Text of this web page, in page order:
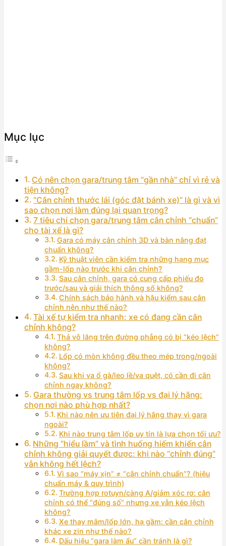
Mục lục
Có nên chọn gara/trung tâm “gần nhà” chỉ vì rẻ và
tiện không?
“Cân chỉnh thước lái (góc đặt bánh xe)” là gì và vì
sao chọn nơi làm đúng lại quan trọng?
7 tiêu chí chọn gara/trung tâm cân chỉnh “chuẩn”
cho tài xế là gì?
Gara có máy cân chỉnh 3D và bàn nâng đạt
chuẩn không?
Kỹ thuật viên cần kiểm tra những hạng mục
gầm-lốp nào trước khi cân chỉnh?
Sau cân chỉnh, gara có cung cấp phiếu đo
trước/sau và giải thích thông số không?
Chính sách bảo hành và hậu kiểm sau cân
chỉnh nên như thế nào?
Tài xế tự kiểm tra nhanh: xe có đang cần cân
chỉnh không?
Thả vô lăng trên đường phẳng có bị “kéo lệch”
không?
Lốp có mòn không đều theo mép trong/ngoài
không?
Sau khi va ổ gà/leo lề/va quệt, có cần đi cân
chỉnh ngay không?
Gara thường vs trung tâm lốp vs đại lý hãng:
chọn nơi nào phù hợp nhất?
Khi nào nên ưu tiên đại lý hãng thay vì gara
ngoài?
Khi nào trung tâm lốp uy tín là lựa chọn tối ưu?
Những “hiểu lầm” và tình huống hiếm khiến cân
chỉnh không giải quyết được: khi nào “chỉnh đúng”
vẫn không hết lệch?
Vì sao “máy xịn” ≠ “cân chỉnh chuẩn”? (hiệu
chuẩn máy & quy trình)
Trường hợp rotuyn/càng A/giảm xóc rơ: cân
chỉnh có thể “đúng số” nhưng xe vẫn kéo lệch
không?
Xe thay mâm/lốp lớn, hạ gầm: cần cân chỉnh
khác xe zin như thế nào?
Dấu hiệu “gara làm ẩu” cần tránh là gì?